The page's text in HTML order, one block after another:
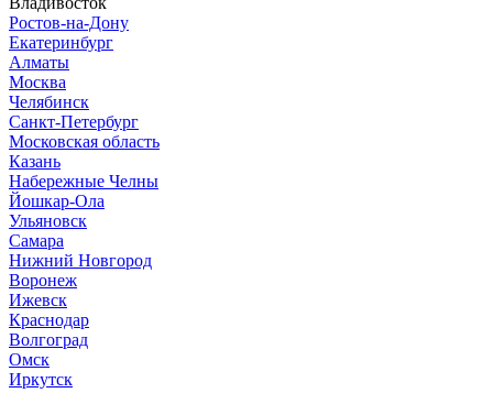
Ростов-на-Дону
Екатеринбург
Алматы
Москва
Челябинск
Санкт-Петербург
Московская область
Казань
Набережные Челны
Йошкар-Ола
Ульяновск
Самара
Нижний Новгород
Воронеж
Ижевск
Краснодар
Волгоград
Омск
Иркутск